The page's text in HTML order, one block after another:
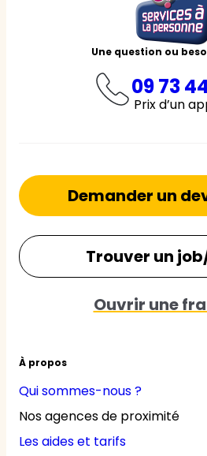
Une question ou
09 73
Prix d’un
À propos
Qui sommes-nous ?
Nos agences de proximité
Les aides et tarifs
Demander un
Trouver un
Ouvrir une